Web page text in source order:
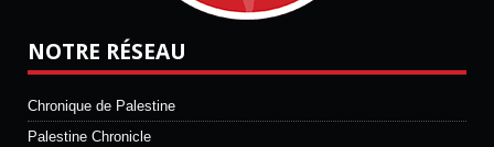
NOTRE RÉSEAU
Chronique de Palestine
Palestine Chronicle